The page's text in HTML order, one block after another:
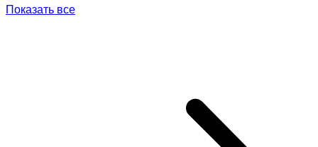
Показать все